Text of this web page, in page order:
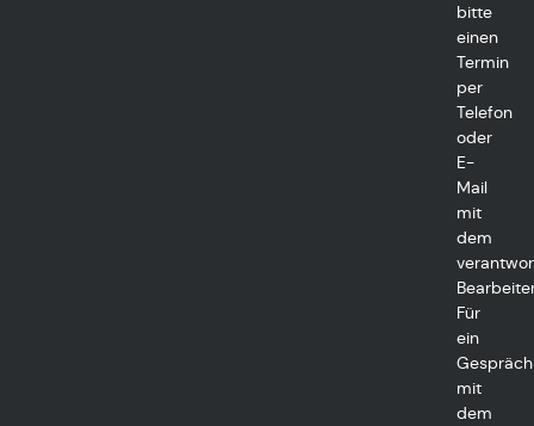
bitte
einen
Termin
per
Telefon
oder
E-
Mail
mit
dem
Für
ein
Gespräch
mit
dem